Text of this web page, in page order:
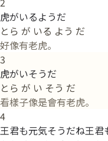
虎がいるようだ
とら が いる よう だ
好像有老虎。
3
虎がいそうだ
とら が い そう だ
看樣子像是會有老虎。
4
王君も元気そうだね王君